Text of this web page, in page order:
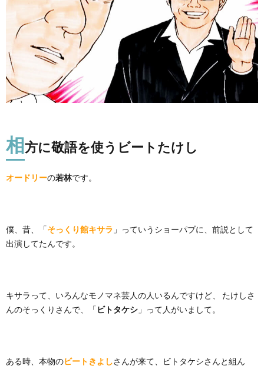
相方に敬語を使うビートたけし
オードリーの若林です。
僕、昔、「そっくり館キサラ 」っていうショーパブに、前説として
出演してたんです。
キサラって、いろんなモノマネ芸人の人いるんですけど、 たけしさ
んのそっくりさんで、「ビトタケシ 」って人がいまして。
ある時、本物のビートきよしさんが来て、ビトタケシさんと組ん